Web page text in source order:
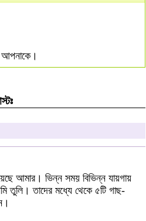
আপনাকে।
আমার। ভিন্ন সময় বিভিন্ন যায়গায়
তুলি। তাদের মধ্যে থেকে ৫টি গাছ-